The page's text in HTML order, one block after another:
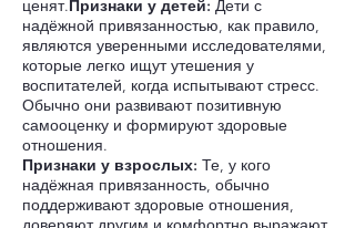
ценят.Признаки у детей: Дети с
надёжной привязанностью, как правило,
являются уверенными исследователями,
которые легко ищут утешения у
воспитателей, когда испытывают стресс.
Обычно они развивают позитивную
самооценку и формируют здоровые
отношения.
Признаки у взрослых: Те, у кого
надёжная привязанность, обычно
поддерживают здоровые отношения,